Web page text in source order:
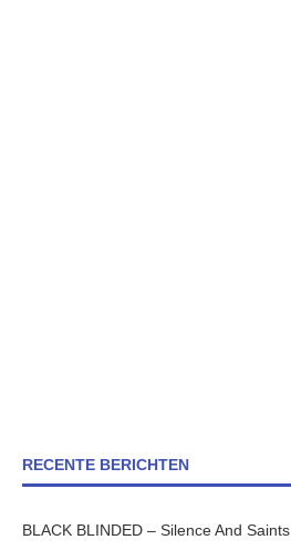
RECENTE BERICHTEN
BLACK BLINDED – Silence And Saints